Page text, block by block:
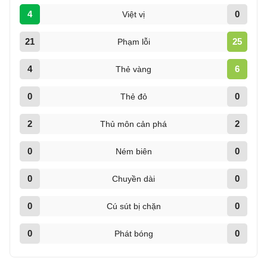
4 Việt vị 0
21 Phạm lỗi 25
4 Thẻ vàng 6
0 Thẻ đỏ 0
2 Thủ môn cản phá 2
0 Ném biên 0
0 Chuyền dài 0
0 Cú sút bị chặn 0
0 Phát bóng 0